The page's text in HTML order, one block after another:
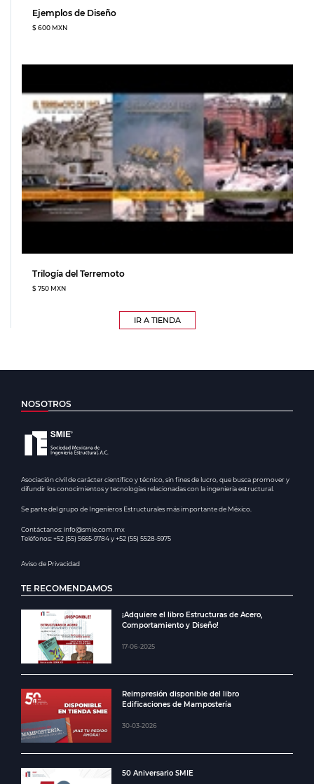
Ejemplos de Diseño
$ 600 MXN
Trilogía del Terremoto
$ 750 MXN
IR A TIENDA
NOSOTROS
Asociación civil de carácter científico y técnico, sin fines de lucro, que busca promover y
difundir los conocimientos y tecnologías relacionadas con la ingeniería estructural.
Se parte del grupo de Ingenieros Estructurales más importante de México.
Contáctanos: info@smie.com.mx
Teléfonos: +52 (55) 5665-9784 y +52 (55) 5528-5975
Aviso de Privacidad
TE RECOMENDAMOS
¡Adquiere el libro Estructuras de Acero,
Comportamiento y Diseño!
17-06-2025
Reimpresión disponible del libro
Edificaciones de Mampostería
30-03-2026
50 Aniversario SMIE